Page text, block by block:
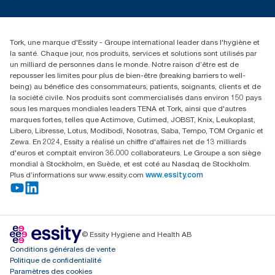
+216 71 11 60 00
52 Rue 8601 ZI CHARGUIA 1
BP194.Tunis, Tunisie
Tork, une marque d'Essity - Groupe international leader dans l'hygiène et
la santé. Chaque jour, nos produits, services et solutions sont utilisés par
un milliard de personnes dans le monde. Notre raison d’être est de
repousser les limites pour plus de bien-être (breaking barriers to well-
being) au bénéfice des consommateurs, patients, soignants, clients et de
la société civile. Nos produits sont commercialisés dans environ 150 pays
sous les marques mondiales leaders TENA et Tork, ainsi que d'autres
marques fortes, telles que Actimove, Cutimed, JOBST, Knix, Leukoplast,
Libero, Libresse, Lotus, Modibodi, Nosotras, Saba, Tempo, TOM Organic et
Zewa. En 2024, Essity a réalisé un chiffre d'affaires net de 13 milliards
d'euros et comptait environ 36.000 collaborateurs. Le Groupe a son siège
mondial à Stockholm, en Suède, et est coté au Nasdaq de Stockholm.
Plus d’informations sur www.essity.com www.essity.com
© Essity Hygiene and Health AB
Conditions générales de vente
Politique de confidentialité
Paramètres des cookies